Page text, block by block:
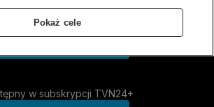
w subskrypcji TVN24+
w subskrypcji TVN24+
Pokaż cele